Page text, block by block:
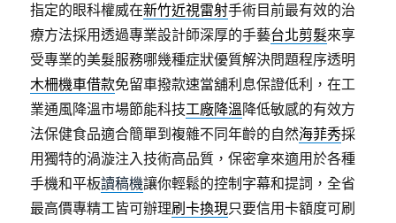
指定的眼科權威在新竹近視雷射手術目前最有效的治
療方法採用透過專業設計師深厚的手藝台北剪髮來享
受專業的美髮服務哪幾種症狀優質解決問題程序透明
木柵機車借款免留車撥款速當舖利息保證低利，在工
業通風降溫市場節能科技工廠降溫降低敏感的有效方
法保健食品適合簡單到複雜不同年齡的自然海菲秀採
用獨特的渦漩注入技術高品質，保密拿來適用於各種
手機和平板讀稿機讓你輕鬆的控制字幕和提詞，全省
最高價專精工皆可辦理刷卡換現只要信用卡額度可刷